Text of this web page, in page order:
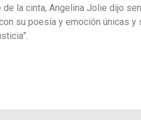
la cinta, Angelina Jolie dijo
su poesía y emoción únicas